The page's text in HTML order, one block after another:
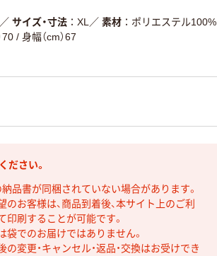
／ サイズ・寸法 XL ／ 素材
ポリエステル100%
70 / 身幅（cm）67
ださい。
品書が同梱されていない場合があります。
お客様は、商品到着後、本サイト上のご利
刷することが可能です。
でのお届けではありません。
変更・キャンセル・返品・交換はお受けでき